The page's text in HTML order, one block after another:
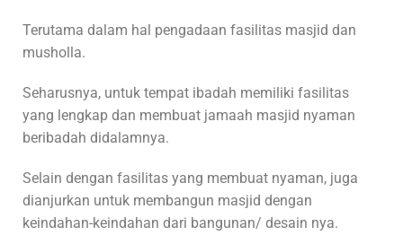
Terutama dalam hal pengadaan fasilitas masjid dan
musholla.
Seharusnya, untuk tempat ibadah memiliki fasilitas
yang lengkap dan membuat jamaah masjid nyaman
beribadah didalamnya.
Selain dengan fasilitas yang membuat nyaman, juga
dianjurkan untuk membangun masjid dengan
keindahan-keindahan dari bangunan/ desain nya.